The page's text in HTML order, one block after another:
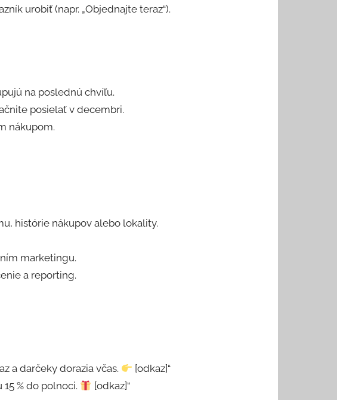
urobiť (napr. „Objednajte teraz“).
na poslednú chvíľu.
posielať v decembri.
nákupom.
histórie nákupov alebo lokality.
marketingu.
a reporting.
a darčeky dorazia včas.
[odkaz]“
% do polnoci.
[odkaz]“